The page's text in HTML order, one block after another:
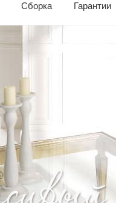
Сборка Гарантии